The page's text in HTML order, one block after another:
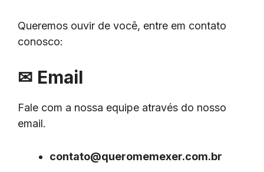
Queremos ouvir de você, entre em contato
conosco:
✉ Email
Fale com a nossa equipe através do nosso
email.
contato@queromemexer.com.br